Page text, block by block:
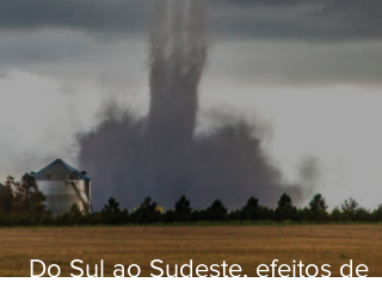
Do Sul ao Sudeste, efeitos de